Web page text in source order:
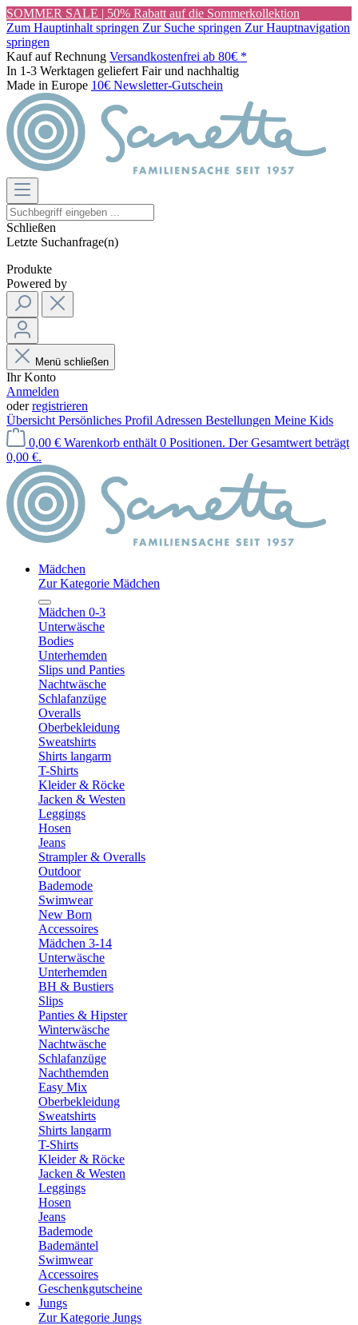
SOMMER SALE | 50% Rabatt auf die Sommerkollektion
Zum Hauptinhalt springen Zur Suche springen Zur Hauptnavigation
springen
Kauf auf Rechnung Versandkostenfrei ab 80€ *
In 1-3 Werktagen geliefert Fair und nachhaltig
Made in Europe 10€ Newsletter-Gutschein
Schließen
Letzte Suchanfrage(n)
Produkte
Powered by
Menü schließen
Ihr Konto
Anmelden
oderregistrieren
Übersicht Persönliches Profil Adressen Bestellungen Meine Kids
0,00 € Warenkorb enthält 0 Positionen. Der Gesamtwert beträgt
0,00 €.
Mädchen
Zur Kategorie Mädchen
Mädchen 0-3
Unterwäsche
Bodies
Unterhemden
Slips und Panties
Nachtwäsche
Schlafanzüge
Overalls
Oberbekleidung
Sweatshirts
Shirts langarm
T-Shirts
Kleider & Röcke
Jacken & Westen
Leggings
Hosen
Jeans
Strampler & Overalls
Outdoor
Bademode
Swimwear
New Born
Accessoires
Mädchen 3-14
Unterwäsche
Unterhemden
BH & Bustiers
Slips
Panties & Hipster
Winterwäsche
Nachtwäsche
Schlafanzüge
Nachthemden
Easy Mix
Oberbekleidung
Sweatshirts
Shirts langarm
T-Shirts
Kleider & Röcke
Jacken & Westen
Leggings
Hosen
Jeans
Bademode
Bademäntel
Swimwear
Accessoires
Geschenkgutscheine
Jungs
Zur Kategorie Jungs